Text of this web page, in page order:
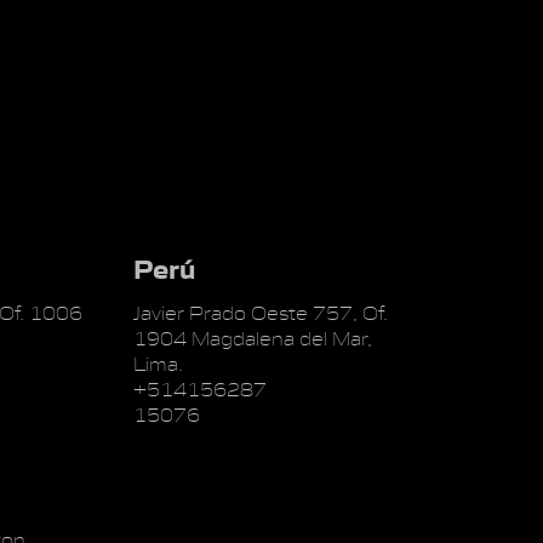
1006
Perú
Javier Prado Oeste 757, Of.
1904 Magdalena del Mar,
Lima.
+514156287
15076